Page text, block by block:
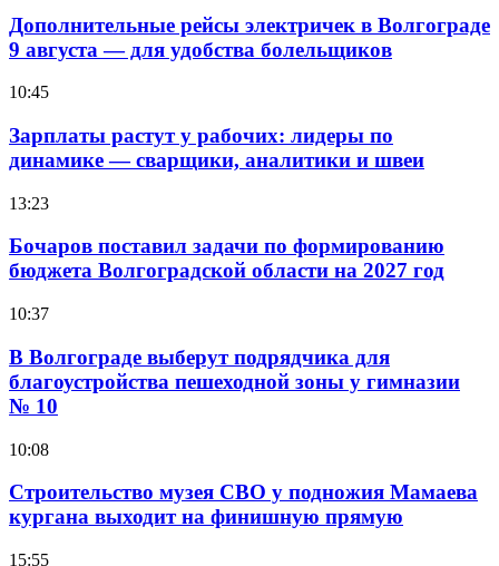
Дополнительные рейсы электричек в Волгограде
9 августа — для удобства болельщиков
10:45
Зарплаты растут у рабочих: лидеры по
динамике — сварщики, аналитики и швеи
13:23
Бочаров поставил задачи по формированию
бюджета Волгоградской области на 2027 год
10:37
В Волгограде выберут подрядчика для
благоустройства пешеходной зоны у гимназии
№ 10
10:08
Строительство музея СВО у подножия Мамаева
кургана выходит на финишную прямую
15:55